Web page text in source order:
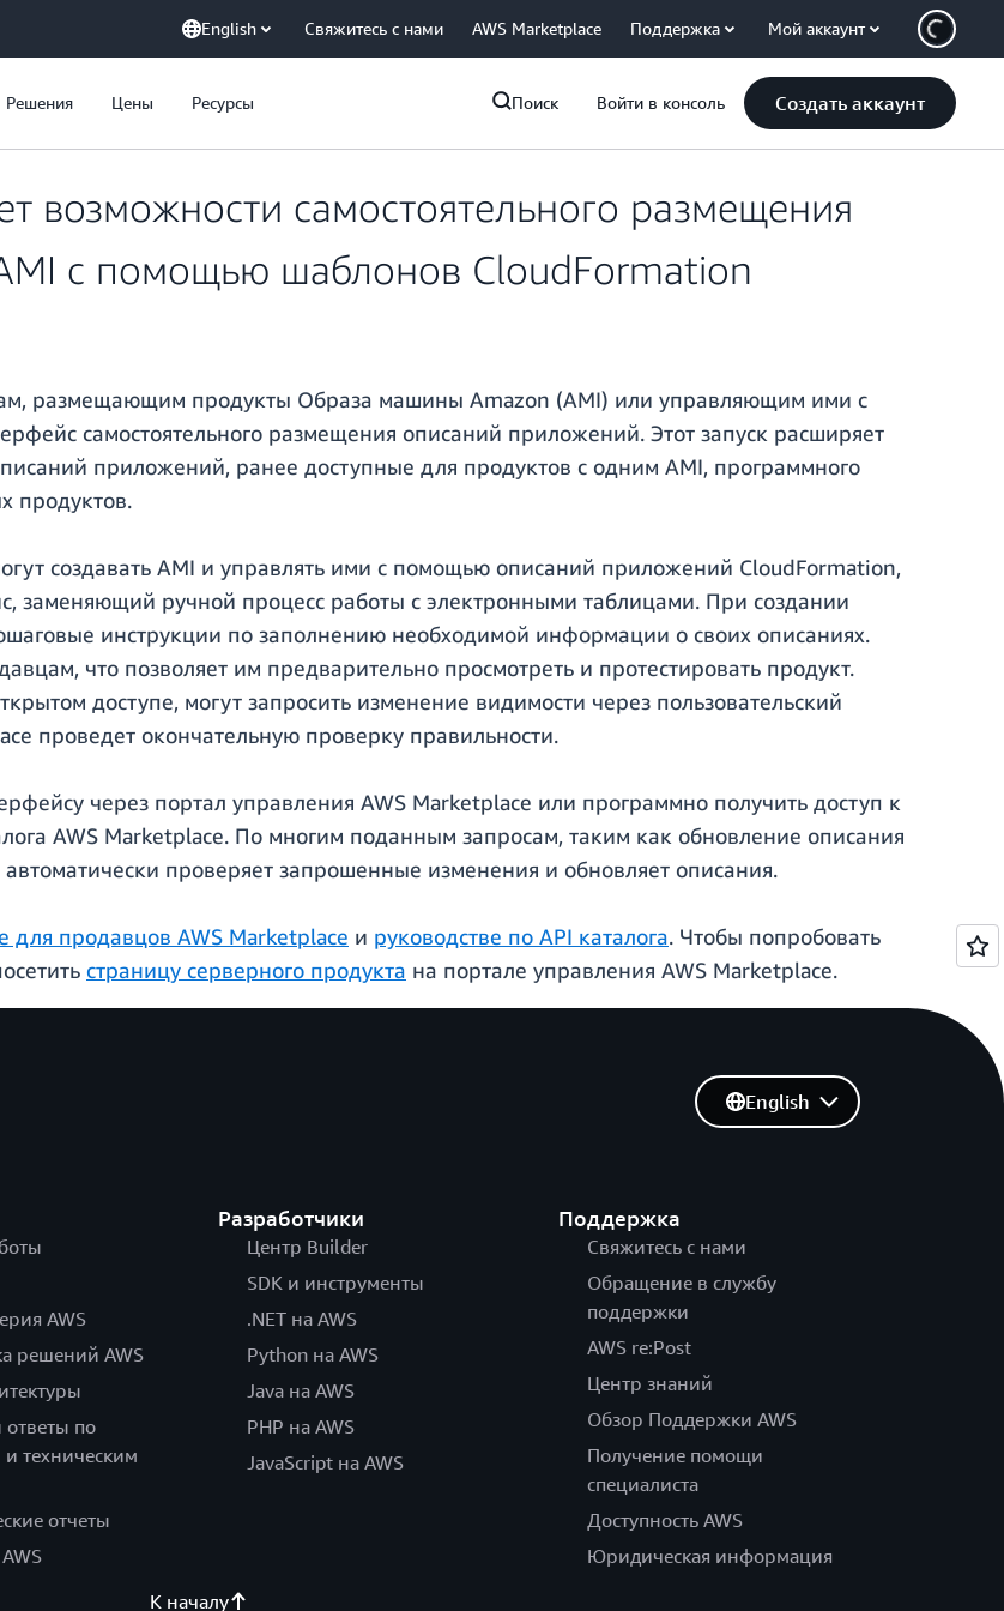
English Свяжитесь с нами AWS Marketplace Поддержка Мой аккаунт
Решения Цены Ресурсы Поиск Войти в консоль Создать аккаунт
возможности самостоятельного размещения
с помощью шаблонов CloudFormation
размещающим продукты Образа машины Amazon (AMI) или управляющим ими с
самостоятельного размещения описаний приложений. Этот запуск расширяет
приложений, ранее доступные для продуктов с одним AMI, программного
продуктов.
создавать AMI и управлять ими с помощью описаний приложений CloudFormation,
заменяющий ручной процесс работы с электронными таблицами. При создании
инструкции по заполнению необходимой информации о своих описаниях.
что позволяет им предварительно просмотреть и протестировать продукт.
доступе, могут запросить изменение видимости через пользовательский
проведет окончательную проверку правильности.
через портал управления AWS Marketplace или программно получить доступ к
AWS Marketplace. По многим поданным запросам, таким как обновление описания
автоматически проверяет запрошенные изменения и обновляет описания.
для продавцов AWS Marketplace и руководстве по API каталога. Чтобы попробовать
страницу серверного продукта на портале управления AWS Marketplace.
AWS
решений AWS
по
и техническим
отчеты
Разработчики
Центр Builder
SDK и инструменты
.NET на AWS
Python на AWS
Java на AWS
PHP на AWS
JavaScript на AWS
Поддержка
Свяжитесь с нами
Обращение в службу
поддержки
AWS re:Post
Центр знаний
Обзор Поддержки AWS
Получение помощи
специалиста
Доступность AWS
Юридическая информация
English
К началу